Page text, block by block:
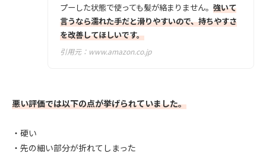
プーした状態で使っても髪が絡まりません。 強いて
言うなら濡れた手だと滑りやすいので、持ちやすさ
を改善してほしいです。
引用元： www.amazon.co.jp
悪い評価では以下の点が挙げられていました。
・硬い
・先の細い部分が折れてしまった